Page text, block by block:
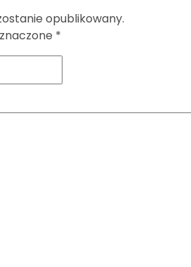
opublikowany.
*